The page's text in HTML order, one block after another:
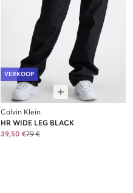
VERKOOP
Calvin Klein
HR WIDE LEG BLACK
39,50 €79 €